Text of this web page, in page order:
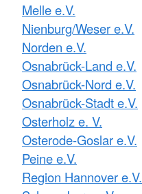
Melle e.V.
Nienburg/Weser e.V.
Norden e.V.
Osnabrück-Land e.V.
Osnabrück-Nord e.V.
Osnabrück-Stadt e.V.
Osterholz e. V.
Osterode-Goslar e.V.
Peine e.V.
Region Hannover e.V.